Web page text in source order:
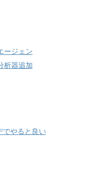
ージェン
析器追加
でやると良い